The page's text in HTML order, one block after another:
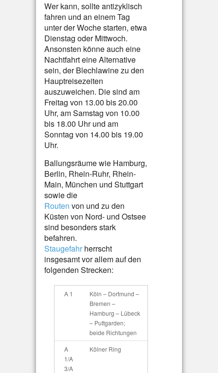
Wer kann, sollte antizyklisch
fahren und an einem Tag
unter der Woche starten, etwa
Dienstag oder Mittwoch.
Ansonsten könne auch eine
Nachtfahrt eine Alternative
sein, der Blechlawine zu den
Hauptreisezeiten
auszuweichen. Die sind am
Freitag von 13.00 bis 20.00
Uhr, am Samstag von 10.00
bis 18.00 Uhr und am
Sonntag von 14.00 bis 19.00
Uhr.
Ballungsräume wie Hamburg,
Berlin, Rhein-Ruhr, Rhein-
Main, München und Stuttgart
sowie die
Routen von und zu den
Küsten von Nord- und Ostsee
sind besonders stark
befahren.
Staugefahr herrscht
insgesamt vor allem auf den
folgenden Strecken:
A 1
Köln – Dortmund –
Bremen –
Hamburg – Lübeck
– Puttgarden;
beide Richtungen
A
1/A
3/A
Kölner Ring